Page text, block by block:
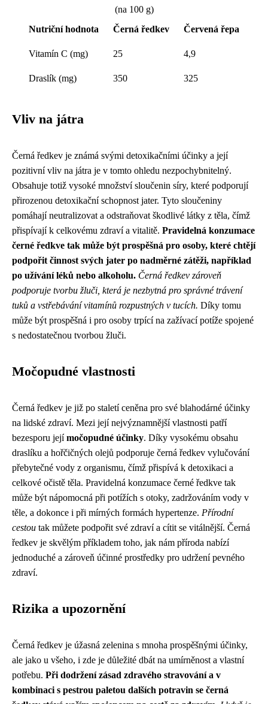
(na 100 g)
Nutriční hodnota
Černá ředkev Červená řepa
Vitamín C (mg) 25 4,9
Draslík (mg) 350 325
Vliv na játra
Černá ředkev je známá svými detoxikačními účinky a její
pozitivní vliv na játra je v tomto ohledu nezpochybnitelný.
Obsahuje totiž vysoké množství sloučenin síry, které podporují
přirozenou detoxikační schopnost jater. Tyto sloučeniny
pomáhají neutralizovat a odstraňovat škodlivé látky z těla, čímž
přispívají k celkovému zdraví a vitalitě. Pravidelná konzumace
černé ředkve tak může být prospěšná pro osoby, které chtějí
podpořit činnost svých jater po nadměrné zátěži, například
po užívání léků nebo alkoholu. Černá ředkev zároveň
podporuje tvorbu žluči, která je nezbytná pro správné trávení
tuků a vstřebávání vitamínů rozpustných v tucích. Díky tomu
může být prospěšná i pro osoby trpící na zažívací potíže spojené
s nedostatečnou tvorbou žluči.
Močopudné vlastnosti
Černá ředkev je již po staletí ceněna pro své blahodárné účinky
na lidské zdraví. Mezi její nejvýznamnější vlastnosti patří
bezesporu jejímočopudné účinky. Díky vysokému obsahu
draslíku a hořčičných olejů podporuje černá ředkev vylučování
přebytečné vody z organismu, čímž přispívá k detoxikaci a
celkové očistě těla. Pravidelná konzumace černé ředkve tak
může být nápomocná při potížích s otoky, zadržováním vody v
těle, a dokonce i při mírných formách hypertenze. Přírodní
cestou tak můžete podpořit své zdraví a cítit se vitálnější. Černá
ředkev je skvělým příkladem toho, jak nám příroda nabízí
jednoduché a zároveň účinné prostředky pro udržení pevného
zdraví.
Rizika a upozornění
Černá ředkev je úžasná zelenina s mnoha prospěšnými účinky,
ale jako u všeho, i zde je důležité dbát na umírněnost a vlastní
potřebu. Při dodržení zásad zdravého stravování a v
kombinaci s pestrou paletou dalších potravin se černá